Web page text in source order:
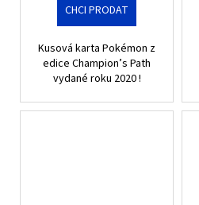
CHCI PRODAT
Kusová karta Pokémon z
edice Champion’s Path
vydané roku 2020 !